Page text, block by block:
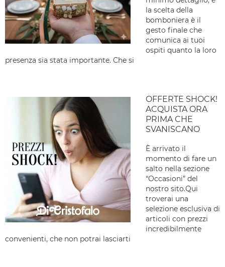
la scelta della
bomboniera è il
gesto finale che
comunica ai tuoi
ospiti quanto la loro
presenza sia stata importante. Che si
OFFERTE SHOCK!
ACQUISTA ORA
PRIMA CHE
SVANISCANO
È arrivato il
momento di fare un
salto nella sezione
“Occasioni” del
nostro sito.Qui
troverai una
selezione esclusiva di
articoli con prezzi
incredibilmente
convenienti, che non potrai lasciarti